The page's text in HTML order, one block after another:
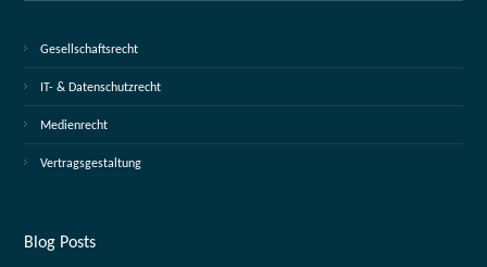
Gesellschaftsrecht
IT- & Datenschutzrecht
Medienrecht
Vertragsgestaltung
Blog Posts